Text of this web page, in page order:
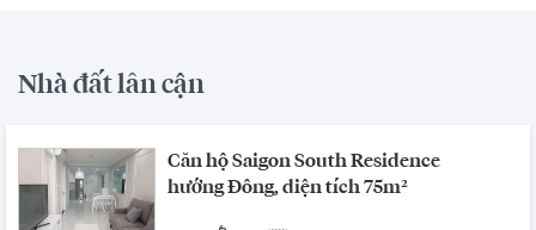
Nhà đất lân cận
Căn hộ Saigon South Residence
hướng Đông, diện tích 75m²